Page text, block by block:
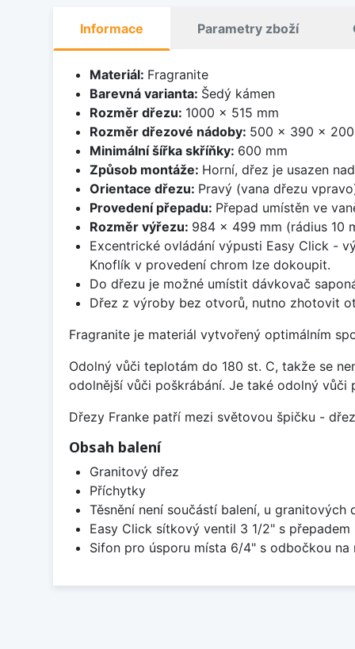
Informace Parametry zboží
Materiál: Fragranite
Barevná varianta: Šedý kámen
Rozměr dřezu: 1000 x 515 mm
Rozměr dřezové nádoby: 500 x 390 x 200
Minimální šířka skříňky: 600 mm
Způsob montáže: Horní, dřez je usazen
Orientace dřezu: Pravý (vana dřezu
Provedení přepadu: Přepad umístěn ve
Rozměr výřezu: 984 x 499 mm (rádius 10
Excentrické ovládání výpusti Easy Click -
Knoflík v provedení chrom lze dokoupit.
Do dřezu je možné umístit dávkovač
Dřez z výroby bez otvorů, nutno zhotovit
Fragranite je materiál vytvořený optimálním
Odolný vůči teplotám do 180 st. C, takže se
odolnější vůči poškrábání. Je také odolný
Dřezy Franke patří mezi světovou špičku -
Obsah balení
Granitový dřez
Příchytky
Těsnění není součástí balení, u
Easy Click sítkový ventil 3 1/2" s přepadem
Sifon pro úsporu místa 6/4" s odbočkou na